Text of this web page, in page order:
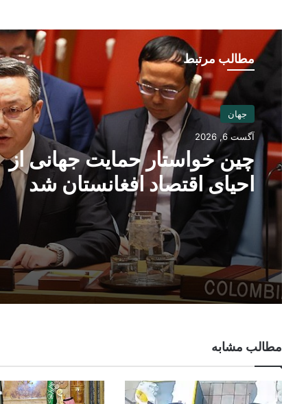
مطالب مرتبط
جهان
آگست 6, 2026
چین خواستار حمایت جهانی از
احیای اقتصاد افغانستان شد
مطالب مشابه